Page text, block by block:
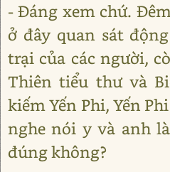
- Đáng xem chứ.
ở đây quan sát
trại của các người,
Thiên tiểu thư và
kiếm Yến Phi, Yến
nghe nói y và anh
đúng không?